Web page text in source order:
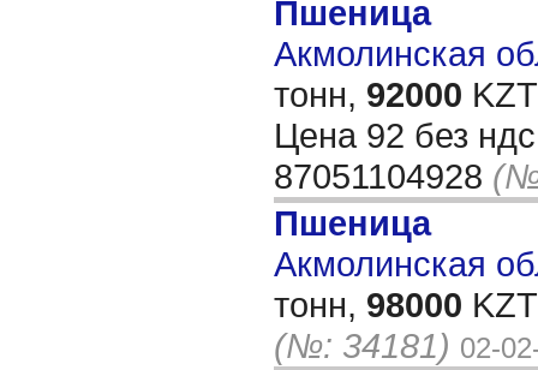
Пшеница
Акмолинская
тонн, 92000
Цена 92 без
87051104928
Пшеница
Акмолинская
тонн, 98000
(№: 34181) 02-